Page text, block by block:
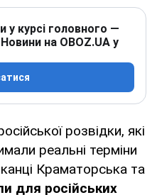
у курсі головного —
на OBOZ.UA у
розвідки, які
реальні терміни
Краматорська та
для російських